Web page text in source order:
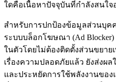
ใดคือเนื้อหาปัจจุบันที่กำลังสนใจ
สำหรับการปกป้องข้อมูลส่วนบุค
ระบบบล็อกโฆษณา (Ad Blocker)
ในตัวโดยไม่ต้องติดตั้งส่วนขยาย
เรื่องความปลอดภัยแล้ว ยังส่งผ
และประหยัดการใช้พลังงานของ